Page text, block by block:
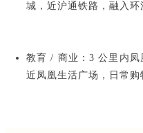
城，近沪通铁路，融入环
教育 / 商业：3 公里内凤
近凤凰生活广场，日常购